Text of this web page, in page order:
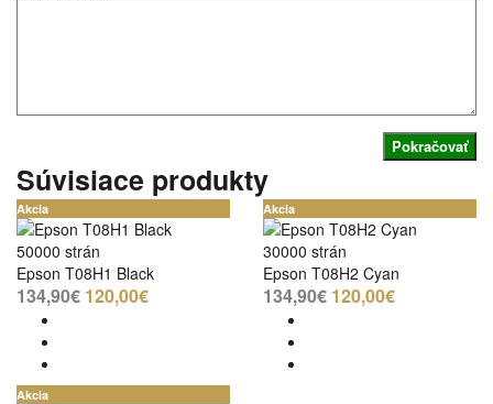
Pokračovať
Súvisiace produkty
Akcia
50000 strán
Epson T08H1 Black
134,90€ 120,00€
Akcia
30000 strán
Epson T08H2 Cyan
134,90€ 120,00€
Akcia